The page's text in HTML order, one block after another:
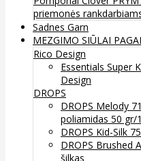
priemonės
Sadnes Garn
MEZGIMO SIŪLAI
Rico Design
Essentials Super
Design
DROPS
DROPS Melody
poliamidas 50 gr/
DROPS Kid-Silk
DROPS Brushed
šilkas